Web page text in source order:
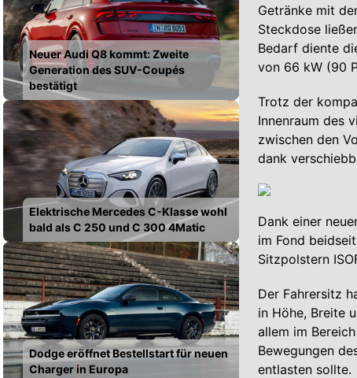
Neuer Audi Q8 kommt: Zweite
Generation des SUV-Coupés
bestätigt
Elektrische Mercedes C-Klasse wohl
bald als C 250 und C 300 4Matic
Dodge eröffnet Bestellstart für neuen
Charger in Europa
Getränke mit
Steckdose
Bedarf diente
von 66 kW (90
Trotz der
Innenraum des
zwischen den
dank
Dank einer
im Fond
Sitzpolstern
Der Fahrersitz
in Höhe, Breite
allem im
Bewegungen
entlasten sollte.